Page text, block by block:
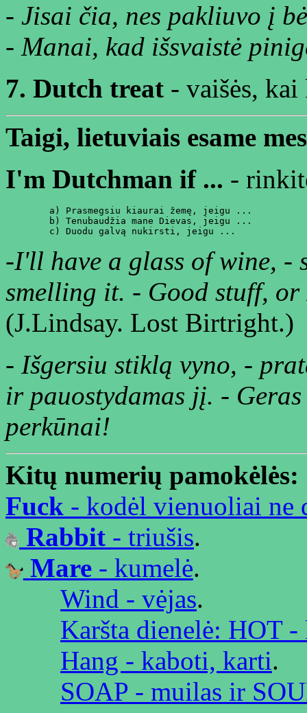
- Jisai čia, nes pakliuvo į
- Manai, kad išsvaistė
7. Dutch treat - vaišės, kai
Taigi, lietuviais esame
I'm Dutchman if ... -
        a) Prasmegsiu kiaurai žemę, jeigu ...
        b) Tenubaudžia mane Dievas, jeigu ...
-I'll have a glass of wine,
smelling it. - Good stuff,
(J.Lindsay. Lost Birtright.)
- Išgersiu stiklą vyno, -
ir pauostydamas jį. -
perkūnai!
Kitų numerių pamokėlės:
Fuck - kodėl vienuoliai ne
Rabbit - triušis.
Mare- kumelė.
Wind - vėjas.
Karšta dienelė: HOT -
Hang - kaboti, karti.
SOAP - muilas ir